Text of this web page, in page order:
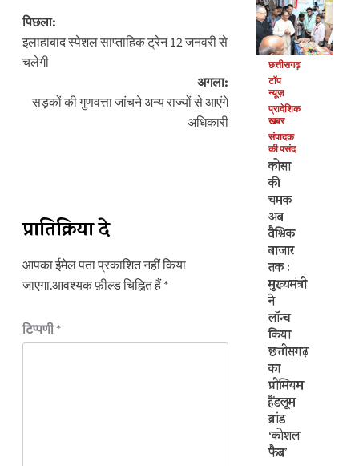
पोस्ट
नेविगेशन
पिछला:
इलाहाबाद स्पेशल साप्ताहिक ट्रेन 12 जनवरी से
चलेगी
अगला:
सड़कों की गुणवत्ता जांचने अन्य राज्यों से आएंगे
अधिकारी
प्रातिक्रिया दे
आपका ईमेल पता प्रकाशित नहीं किया
जाएगा.आवश्यक फ़ील्ड चिह्नित हैं*
टिप्पणी*
छत्तीसगढ़
टॉप
न्यूज़
प्रादेशिक
खबर
संपादक
की पसंद
कोसा
की
चमक
अब
वैश्विक
बाजार
तक :
मुख्यमंत्री
ने
लॉन्च
किया
छत्तीसगढ़
का
प्रीमियम
हैंडलूम
ब्रांड
‘कोशल
फैब’